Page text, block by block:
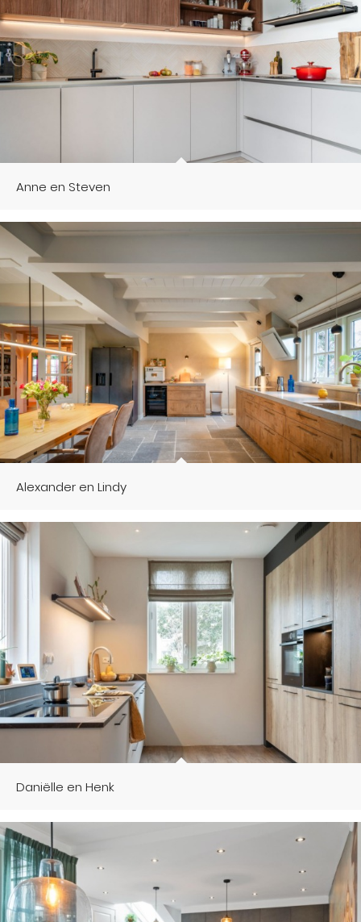
Anne en Steven
Alexander en Lindy
Daniëlle en Henk